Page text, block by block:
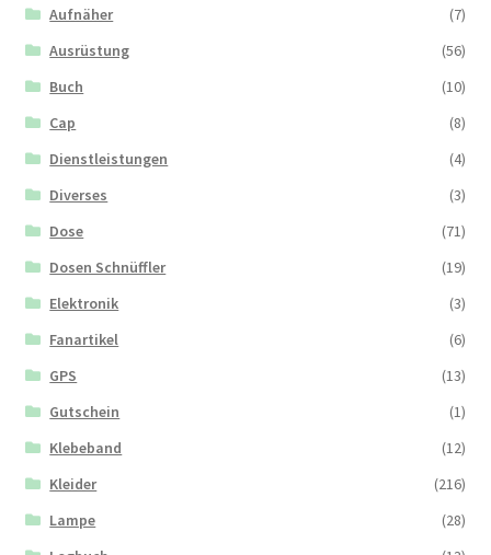
Aufnäher
(7)
Ausrüstung
(56)
Buch
(10)
Cap
(8)
Dienstleistungen
(4)
Diverses
(3)
Dose
(71)
Dosen Schnüffler
(19)
Elektronik
(3)
Fanartikel
(6)
GPS
(13)
Gutschein
(1)
Klebeband
(12)
Kleider
(216)
Lampe
(28)